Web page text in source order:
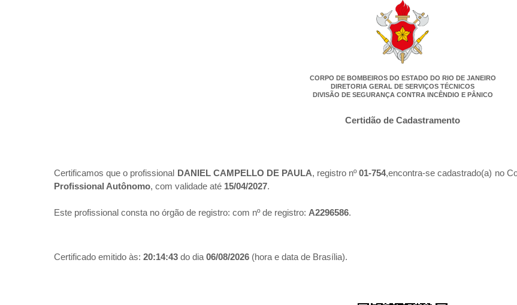
CORPO DE BOMBEIROS DO ESTADO DO RIO DE JANEIRO
DIRETORIA GERAL DE SERVIÇOS TÉCNICOS
DIVISÃO DE SEGURANÇA CONTRA INCÊNDIO E PÂNICO
Certidão de Cadastramento
Certificamos que o profissional DANIEL CAMPELLO DE PAULA, registro nº01-754,encontra-se cadastrado(a) no
Profissional Autônomo, com validade até 15/04/2027.
Este profissional consta no órgão de registro: com nº de registro: A2296586.
Certificado emitido às: 20:14:43 do dia 06/08/2026 (hora e data de Brasília).